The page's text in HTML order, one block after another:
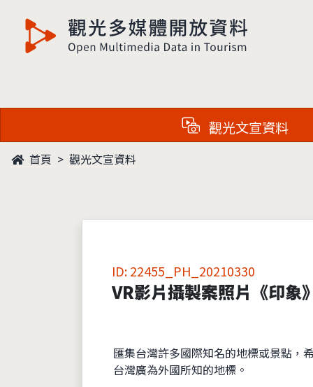
觀光多媒體開放資料
觀光文宣資料
首頁 觀光文宣資料
ID: 22455_PH_20210330
VR影片攝製案照片《印象
匯集台灣許多國際知名的地標或景點，
台灣廣為外國所知的地標。